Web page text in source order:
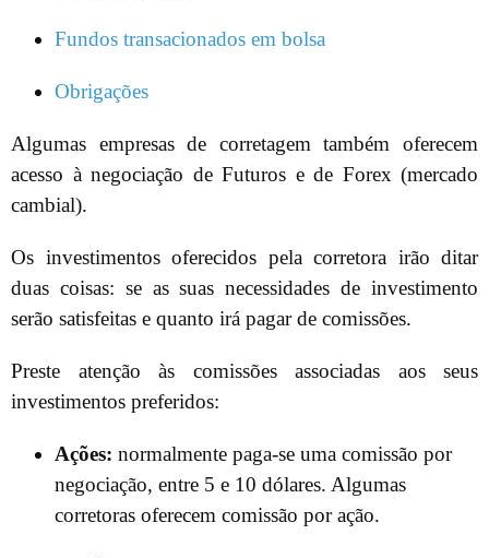
Fundos transacionados em bolsa
Obrigações
Algumas empresas de corretagem também oferecem
acesso à negociação de Futuros e de Forex (mercado
cambial).
Os investimentos oferecidos pela corretora irão ditar
duas coisas: se as suas necessidades de investimento
serão satisfeitas e quanto irá pagar de comissões.
Preste atenção às comissões associadas aos seus
investimentos preferidos:
Ações: normalmente paga-se uma comissão por
negociação, entre 5 e 10 dólares. Algumas
corretoras oferecem comissão por ação.